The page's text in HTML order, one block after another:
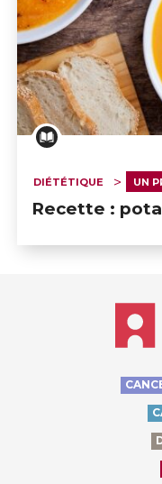
DIÉTÉTIQUE UN
Recette :